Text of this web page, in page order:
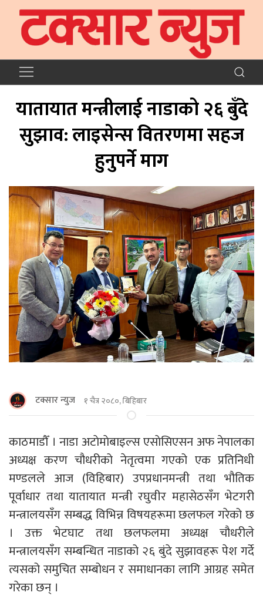
यातायात मन्त्रीलाई नाडाको २६ बुँदे
सुझाव: लाइसेन्स वितरणमा सहज
हुनुपर्ने माग
टक्सार न्युज १ चैत्र २०८०, बिहिबार
काठमाडाैँ । नाडा अटाेमाेबाइल्स एसाेसिएसन अफ नेपालका
अध्यक्ष करण चौधरीको नेतृत्वमा गएको एक प्रतिनिधी
मण्डलले आज (विहिबार) उपप्रधानमन्त्री तथा भौतिक
पूर्वाधार तथा यातायात मन्त्री रघुवीर महासेठसँग भेटगरी
मन्त्रालयसँग सम्बद्ध विभिन्न विषयहरूमा छलफल गरेको छ
। उक्त भेटघाट तथा छलफलमा अध्यक्ष चौधरीले
मन्त्रालयसँग सम्बन्धित नाडाको २६ बुंदे सुझावहरू पेश गर्दे
त्यसको समुचित सम्बोधन र समाधानका लागि आग्रह समेत
गरेका छन् ।